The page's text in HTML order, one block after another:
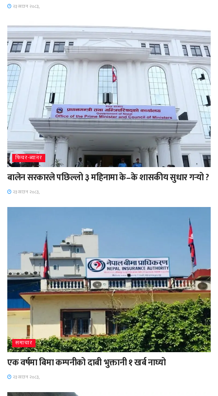
२३ साउन २०८३,
फिचर-ब्यानर
बालेन सरकारले पछिल्लो ३ महिनामा के–के शासकीय सुधार गर्‍यो ?
२३ साउन २०८३,
समाचार
एक वर्षमा बिमा कम्पनीको दाबी भुक्तानी १ खर्ब नाघ्यो
२३ साउन २०८३,